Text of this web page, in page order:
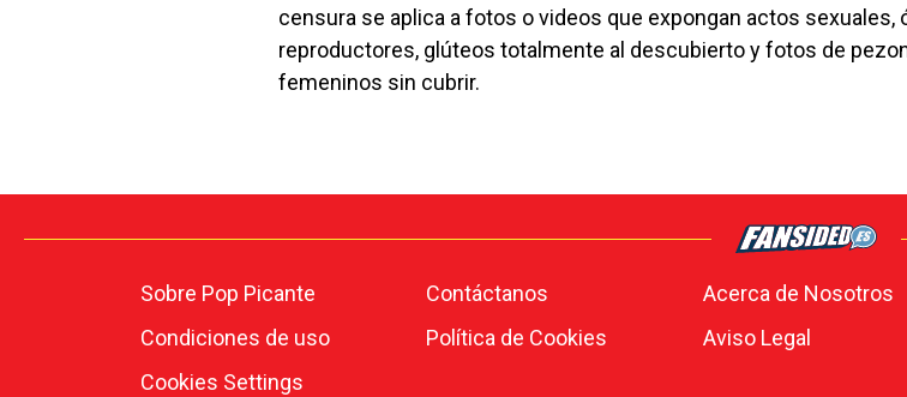
censura se aplica a fotos o videos que expongan actos sexuales,
reproductores, glúteos totalmente al descubierto y fotos de
femeninos sin cubrir.
Sobre Pop Picante Contáctanos Acerca de Nosotros
Condiciones de uso
Política de Cookies Aviso Legal
Cookies Settings